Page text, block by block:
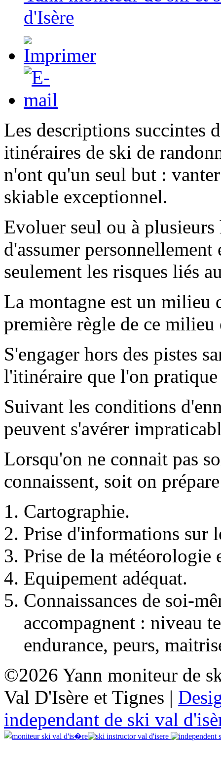
d'Isère
Les descriptions succintes
itinéraires de ski de
n'ont qu'un seul but :
skiable exceptionnel.
Evoluer seul ou à plusieurs
d'assumer
seulement les risques liés
La montagne est un milieu
première règle de ce
S'engager hors des pistes
l'itinéraire que l'on
Suivant les conditions
peuvent s'avérer
Lorsqu'on ne connait pas
connaissent, soit on
Cartographie.
Prise d'informations sur
Prise de la météorologie
Equipement adéquat.
Connaissances de soi-
accompagnent : niveau
endurance, peurs,
©2026 Yann moniteur de
Val D'Isère et Tignes |
independant de ski val